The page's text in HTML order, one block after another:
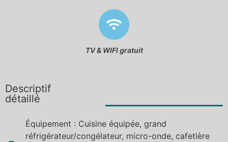
TV & WIFI gratuit
Descriptif
détaillé
Équipement : Cuisine équipée, grand
réfrigérateur/congélateur, micro-onde, cafetière